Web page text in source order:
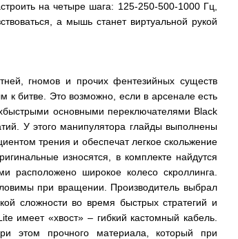
на четыре шага: 125-250-500-1000 Гц,
а мышь станет виртуальной рукой
гномов и прочих фентезийных существ
к битве. Это возможно, если в арсенале есть
основными переключателями Black
У этого манипулятора глайды выполнены
трения и обеспечат легкое скольжение
износятся, в комплекте найдутся
расположено широкое колесо скроллинга.
при вращении. Производитель выбрал
сложности во время быстрых стратегий и
имеет «хвост» – гибкий кастомный кабель.
этом прочного материала, который при